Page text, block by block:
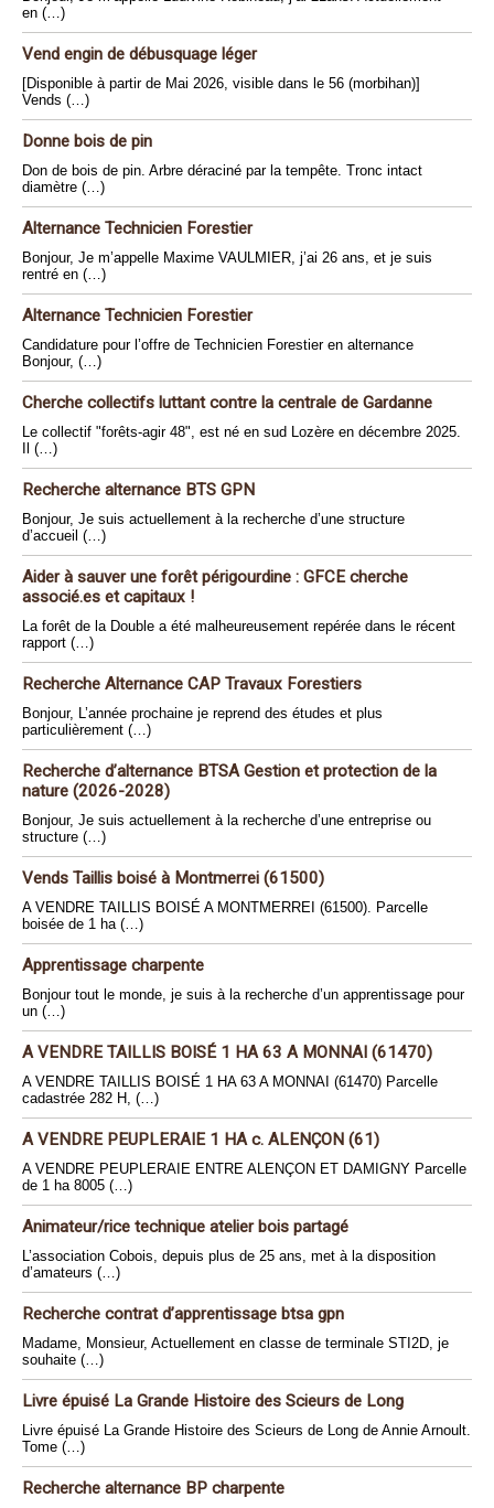
en (…)
Vend engin de débusquage léger
[Disponible à partir de Mai 2026, visible dans le 56 (morbihan)]
Vends (…)
Donne bois de pin
Don de bois de pin. Arbre déraciné par la tempête. Tronc intact
diamètre (…)
Alternance Technicien Forestier
Bonjour, Je m’appelle Maxime VAULMIER, j’ai 26 ans, et je suis
rentré en (…)
Alternance Technicien Forestier
Candidature pour l’offre de Technicien Forestier en alternance
Bonjour, (…)
Cherche collectifs luttant contre la centrale de Gardanne
Le collectif "forêts-agir 48", est né en sud Lozère en décembre 2025.
Il (…)
Recherche alternance BTS GPN
Bonjour, Je suis actuellement à la recherche d’une structure
d’accueil (…)
Aider à sauver une forêt périgourdine : GFCE cherche
associé.es et capitaux !
La forêt de la Double a été malheureusement repérée dans le récent
rapport (…)
Recherche Alternance CAP Travaux Forestiers
Bonjour, L’année prochaine je reprend des études et plus
particulièrement (…)
Recherche d’alternance BTSA Gestion et protection de la
nature (2026-2028)
Bonjour, Je suis actuellement à la recherche d’une entreprise ou
structure (…)
Vends Taillis boisé à Montmerrei (61500)
A VENDRE TAILLIS BOISÉ A MONTMERREI (61500). Parcelle
boisée de 1 ha (…)
Apprentissage charpente
Bonjour tout le monde, je suis à la recherche d’un apprentissage pour
un (…)
A VENDRE TAILLIS BOISÉ 1 HA 63 A MONNAI (61470)
A VENDRE TAILLIS BOISÉ 1 HA 63 A MONNAI (61470) Parcelle
cadastrée 282 H, (…)
A VENDRE PEUPLERAIE 1 HA c. ALENÇON (61)
A VENDRE PEUPLERAIE ENTRE ALENÇON ET DAMIGNY Parcelle
de 1 ha 8005 (…)
Animateur/rice technique atelier bois partagé
L’association Cobois, depuis plus de 25 ans, met à la disposition
d’amateurs (…)
Recherche contrat d’apprentissage btsa gpn
Madame, Monsieur, Actuellement en classe de terminale STI2D, je
souhaite (…)
Livre épuisé La Grande Histoire des Scieurs de Long
Livre épuisé La Grande Histoire des Scieurs de Long de Annie Arnoult.
Tome (…)
Recherche alternance BP charpente